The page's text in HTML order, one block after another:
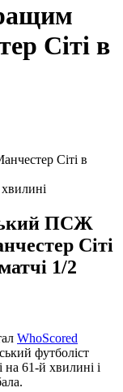
Сіті в
ПСЖ
Сіті
1/2
WhoScored
футболіст
на 61-й хвилині і